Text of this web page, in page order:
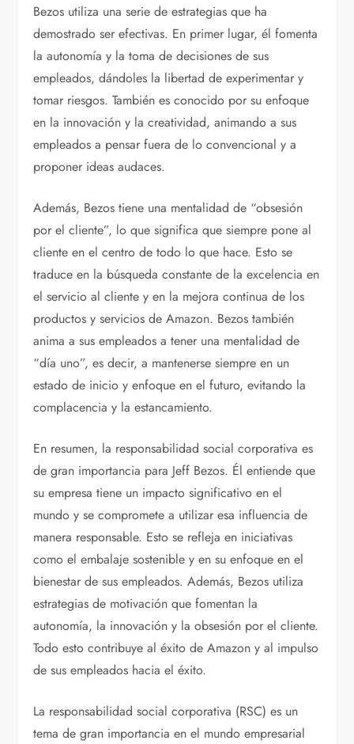
Bezos utiliza una serie de estrategias que ha
demostrado ser efectivas. En primer lugar, él fomenta
la autonomía y la toma de decisiones de sus
empleados, dándoles la libertad de experimentar y
tomar riesgos. También es conocido por su enfoque
en la innovación y la creatividad, animando a sus
empleados a pensar fuera de lo convencional y a
proponer ideas audaces.
Además, Bezos tiene una mentalidad de “obsesión
por el cliente”, lo que significa que siempre pone al
cliente en el centro de todo lo que hace. Esto se
traduce en la búsqueda constante de la excelencia en
el servicio al cliente y en la mejora continua de los
productos y servicios de Amazon. Bezos también
anima a sus empleados a tener una mentalidad de
“día uno”, es decir, a mantenerse siempre en un
estado de inicio y enfoque en el futuro, evitando la
complacencia y la estancamiento.
En resumen, la responsabilidad social corporativa es
de gran importancia para Jeff Bezos. Él entiende que
su empresa tiene un impacto significativo en el
mundo y se compromete a utilizar esa influencia de
manera responsable. Esto se refleja en iniciativas
como el embalaje sostenible y en su enfoque en el
bienestar de sus empleados. Además, Bezos utiliza
estrategias de motivación que fomentan la
autonomía, la innovación y la obsesión por el cliente.
Todo esto contribuye al éxito de Amazon y al impulso
de sus empleados hacia el éxito.
La responsabilidad social corporativa (RSC) es un
tema de gran importancia en el mundo empresarial